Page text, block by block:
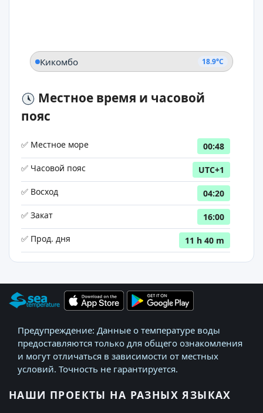
Кикомбо 18.9°C
Местное время и часовой
пояс
✅ Местное море
00:48
✅ Часовой пояс
UTC+1
✅ Восход
04:20
✅ Закат
16:00
✅ Прод. дня
11 h 40 m
Предупреждение: Данные о температуре воды
предоставляются только для общего ознакомления
и могут отличаться в зависимости от местных
условий. Точность не гарантируется.
НАШИ ПРОЕКТЫ НА РАЗНЫХ ЯЗЫКАХ